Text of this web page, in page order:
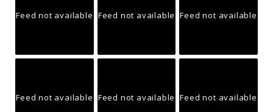
Feed not available Feed not available Feed not available
Feed not available Feed not available Feed not available